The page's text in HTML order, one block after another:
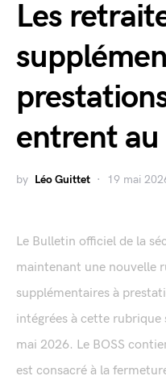
Les
entrent au
by Léo Guittet 19 mai
Le Bulletin officiel de la
maintenant une nouvelle
supplémentaires à
intégrées à cette
mai 2026. Le BOSS
est consacré à la